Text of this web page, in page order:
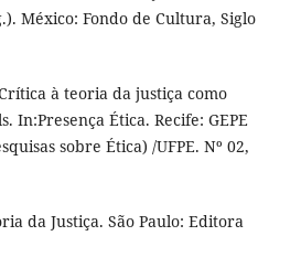
México: Fondo de Cultura, Siglo
à teoria da justiça como
In:Presença Ética. Recife: GEPE
sobre Ética) /UFPE. Nº 02,
da Justiça. São Paulo: Editora